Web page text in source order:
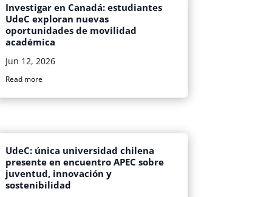
Investigar en Canadá: estudiantes
UdeC exploran nuevas
oportunidades de movilidad
académica
Jun 12, 2026
Read more
UdeC: única universidad chilena
presente en encuentro APEC sobre
juventud, innovación y
sostenibilidad